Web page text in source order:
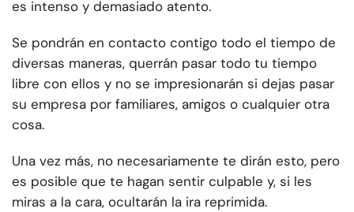
es intenso y demasiado atento.
Se pondrán en contacto contigo todo el tiempo de
diversas maneras, querrán pasar todo tu tiempo
libre con ellos y no se impresionarán si dejas pasar
su empresa por familiares, amigos o cualquier otra
cosa.
Una vez más, no necesariamente te dirán esto, pero
es posible que te hagan sentir culpable y, si les
miras a la cara, ocultarán la ira reprimida.